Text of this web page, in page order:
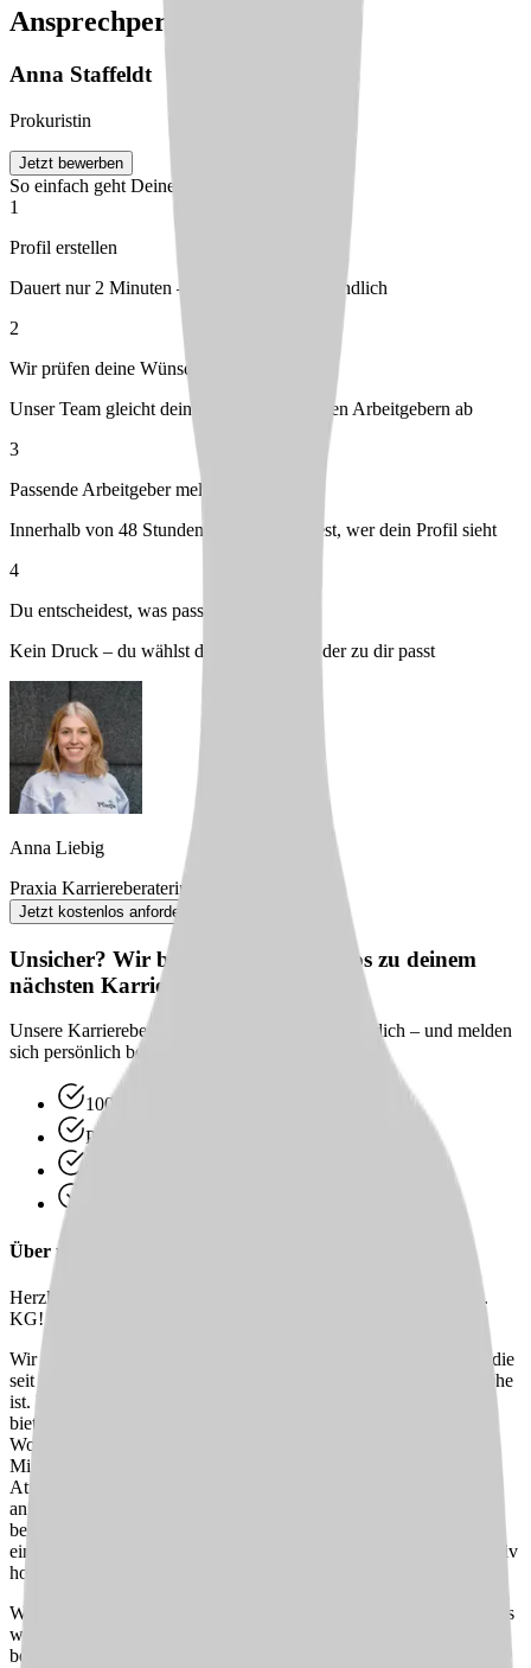
Ansprechperson
Anna Staffeldt
Prokuristin
Jetzt bewerben
So einfach geht Deine Bewerbung
1
Profil erstellen
Dauert nur 2 Minuten – kostenlos & unverbindlich
2
Wir prüfen deine Wünsche
Unser Team gleicht dein Profil mit passenden Arbeitgebern ab
3
Passende Arbeitgeber melden sich bei dir
Innerhalb von 48 Stunden – du entscheidest, wer dein Profil sieht
4
Du entscheidest, was passt
Kein Druck – du wählst den Arbeitgeber, der zu dir passt
Anna Liebig
Praxia Karriereberaterin
Jetzt kostenlos anfordern
Unsicher? Wir beraten dich kostenlos zu deinem
nächsten Karriereschritt
Unsere Karriereberater finden passende Jobs für dich – und melden
sich persönlich bei dir zurück.
100 % kostenlos & unverbindlich
Persönliche Beratung statt Bewerbungsstress
Über uns
Herzlich willkommen im Wohnpark an der Hunte GmbH & Co.
KG!
Wir freuen uns, Ihnen unsere moderne Einrichtung vorzustellen, die
seit 2016 ein fester Bestandteil der Pflege- und Gesundheitsbranche
ist. Mit insgesamt 127 Betten, von denen derzeit 110 belegt sind,
bieten wir eine umfassende Betreuung in drei verschiedenen
Wohnbereichen an. Unser engagiertes Team besteht aus 140
Mitarbeiter:innen, die in einer entspannten und ausgeglichenen
Atmosphäre zusammenarbeiten. Die Altersstruktur ist dabei
angenehm durchmischt, was zu einer dynamischen und
bereichernden Teamkultur beiträgt. Jede:r Mitarbeiter:in ist fest
einem Wohnbereich zugeteilt, um eine kontinuierliche und qualitativ
hochwertige Betreuung zu gewährleisten.
Wenn Sie Teil eines solch harmonischen und professionellen Teams
werden möchten, laden wir Sie herzlich ein, sich bei uns zu
bewerben.